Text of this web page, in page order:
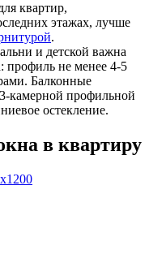
квартир,
этажах, лучше
.
и детской важна
профиль не менее 4-5
Балконные
камерной профильной
остекление.
в квартиру